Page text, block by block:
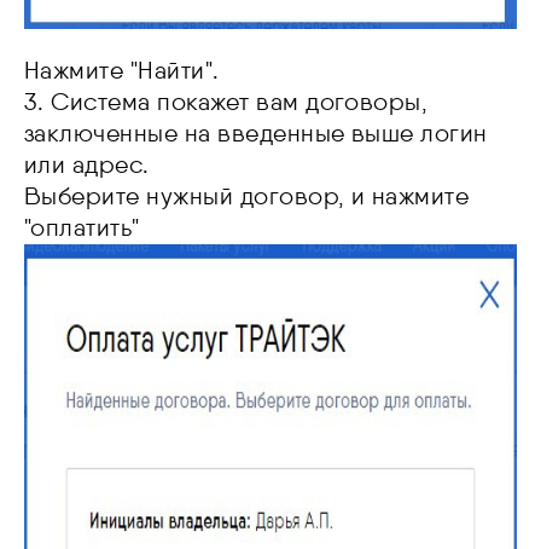
Нажмите "Найти".
3. Система покажет вам договоры,
заключенные на введенные выше логин
или адрес.
Выберите нужный договор, и нажмите
"оплатить"